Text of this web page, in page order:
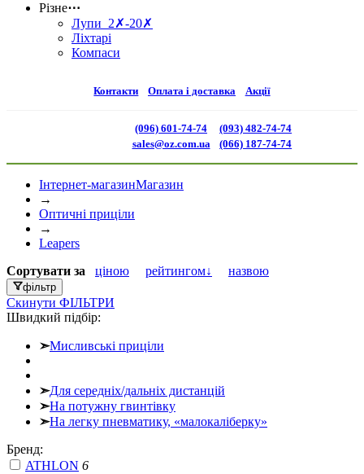
Різне⋯
Лупи 2✗-20✗
Ліхтарі
Компаси
Контакти Оплата і доставка Акції
(096) 601-74-74
sales@oz.com.ua
(093) 482-74-74
(066) 187-74-74
Інтернет-магазинМагазин
→
Оптичні приціли
→
Leapers
Сортувати за ціною рейтингом↓ назвою
фільтр
Скинути ФІЛЬТРИ
Швидкий підбір:
➣Мисливські приціли
➣Для середніх/дальніх дистанцій
➣На потужну гвинтівку
➣На легку пневматику, «малокаліберку»
Бренд:
ATHLON 6